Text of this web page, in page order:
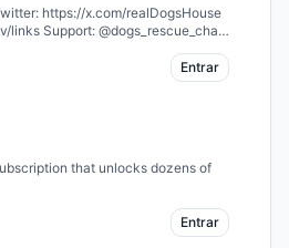
https://x.com/realDogsHouse
links Support: @dogs_rescue_chat
let’s build together 🦴
Entrar
that unlocks dozens of
Entrar